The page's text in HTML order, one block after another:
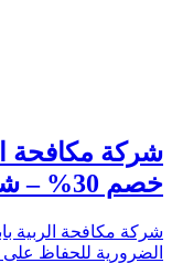
خصم 30% – شركة الصفوة
شركة مكافحة الربية
الضرورية للحفاظ على